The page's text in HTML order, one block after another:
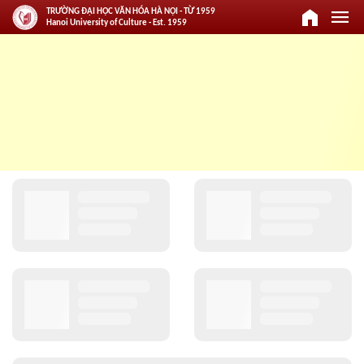
TRƯỜNG ĐẠI HỌC VĂN HÓA HÀ NỘI - TỪ 1959
Hanoi University of Culture - Est. 1959
home menu